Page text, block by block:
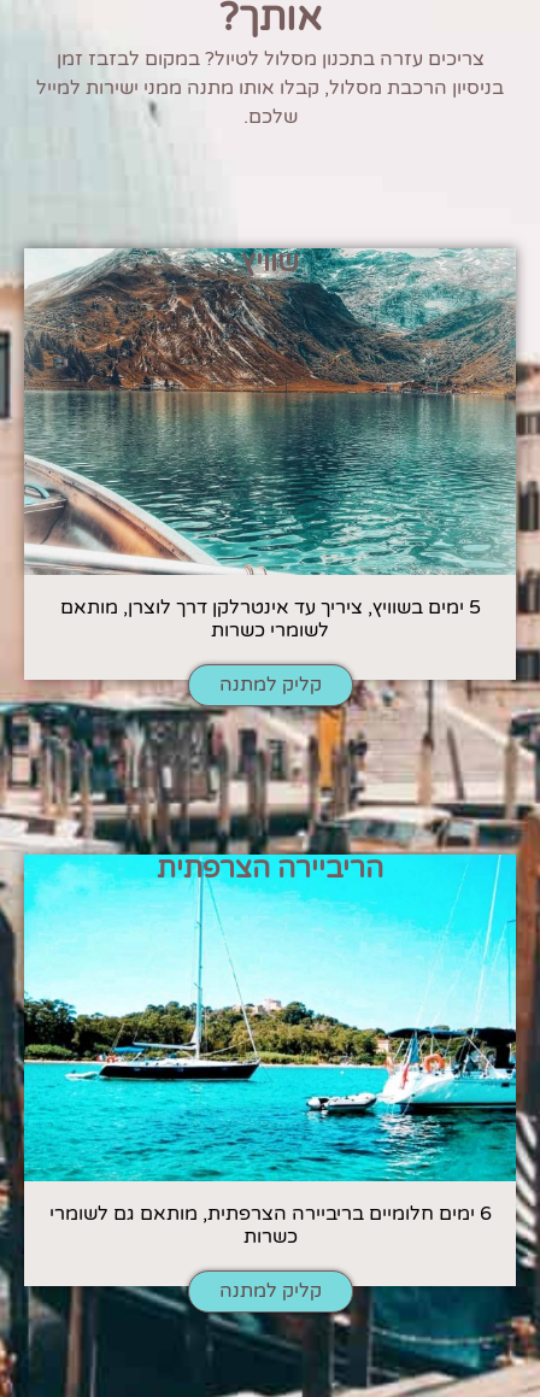
אותך?
צריכים עזרה בתכנון מסלול לטיול? במקום לבזבז זמן
בניסיון הרכבת מסלול, קבלו אותו מתנה ממני ישירות למייל
שלכם.
שוויץ
5 ימים בשוויץ, ציריך עד אינטרלקן דרך לוצרן, מותאם
לשומרי כשרות
קליק למתנה
הריביירה הצרפתית
6 ימים חלומיים בריביירה הצרפתית, מותאם גם לשומרי
כשרות
קליק למתנה